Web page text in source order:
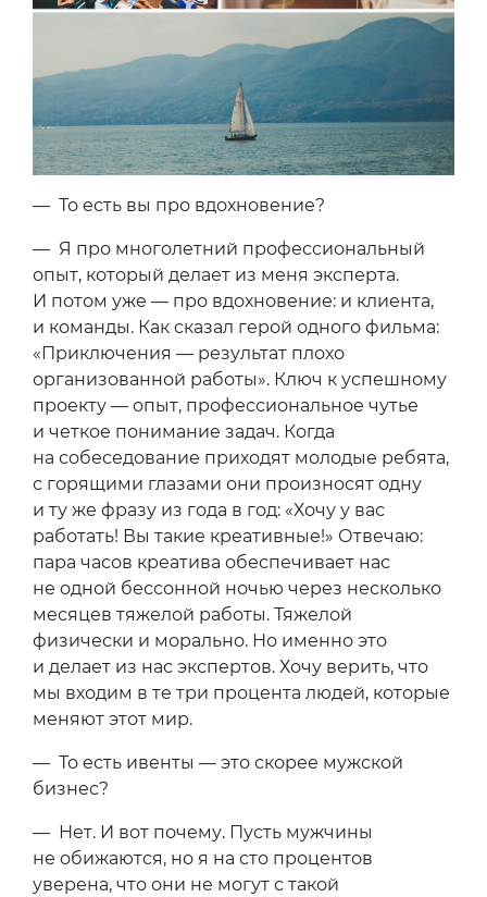
— То есть вы про вдохновение?
— Я про многолетний профессиональный
опыт, который делает из меня эксперта.
И потом уже — про вдохновение: и клиента,
и команды. Как сказал герой одного фильма:
«Приключения — результат плохо
организованной работы». Ключ к успешному
проекту — опыт, профессиональное чутье
и четкое понимание задач. Когда
на собеседование приходят молодые ребята,
с горящими глазами они произносят одну
и ту же фразу из года в год: «Хочу у вас
работать! Вы такие креативные!» Отвечаю:
пара часов креатива обеспечивает нас
не одной бессонной ночью через несколько
месяцев тяжелой работы. Тяжелой
физически и морально. Но именно это
и делает из нас экспертов. Хочу верить, что
мы входим в те три процента людей, которые
меняют этот мир.
— То есть ивенты — это скорее мужской
бизнес?
— Нет. И вот почему. Пусть мужчины
не обижаются, но я на сто процентов
уверена, что они не могут с такой